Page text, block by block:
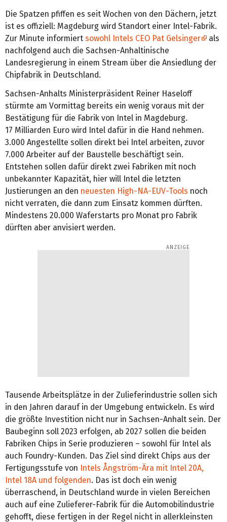
Die Spatzen pfiffen es seit Wochen von den Dächern, jetzt
ist es offiziell: Magdeburg wird Standort einer Intel-Fabrik.
Zur Minute informiert sowohl Intels CEO Pat Gelsinger
als
nachfolgend auch die Sachsen-Anhaltinische
Landesregierung in einem Stream über die Ansiedlung der
Chipfabrik in Deutschland.
Sachsen-Anhalts Ministerpräsident Reiner Haseloff
stürmte am Vormittag bereits ein wenig voraus mit der
Bestätigung für die Fabrik von Intel in Magdeburg.
17 Milliarden Euro wird Intel dafür in die Hand nehmen.
3.000 Angestellte sollen direkt bei Intel arbeiten, zuvor
7.000 Arbeiter auf der Baustelle beschäftigt sein.
Entstehen sollen dafür direkt zwei Fabriken mit noch
unbekannter Kapazität, hier will Intel die letzten
Justierungen an den neuesten High-NA-EUV-Tools noch
nicht verraten, die dann zum Einsatz kommen dürften.
Mindestens 20.000 Waferstarts pro Monat pro Fabrik
dürften aber anvisiert werden.
Tausende Arbeitsplätze in der Zulieferindustrie sollen sich
in den Jahren darauf in der Umgebung entwickeln. Es wird
die größte Investition nicht nur in Sachsen-Anhalt sein. Der
Baubeginn soll 2023 erfolgen, ab 2027 sollen die beiden
Fabriken Chips in Serie produzieren – sowohl für Intel als
auch Foundry-Kunden. Das Ziel sind direkt Chips aus der
Fertigungsstufe von Intels Ångström-Ära mit Intel 20A,
Intel 18A und folgenden. Das ist doch ein wenig
überraschend, in Deutschland wurde in vielen Bereichen
auch auf eine Zulieferer-Fabrik für die Automobilindustrie
gehofft, diese fertigen in der Regel nicht in allerkleinsten